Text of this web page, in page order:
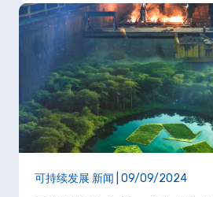
可持续发展 新闻 | 09/09/2024